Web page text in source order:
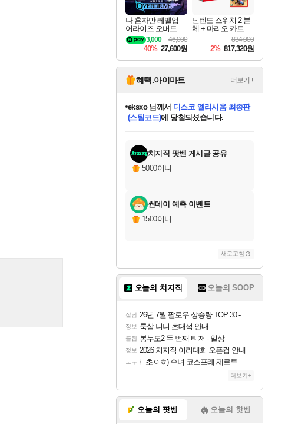
나 혼자만 레벨업
어라이즈 오버드라
이브 Solo Leveling A
rise
46,000
3,000
40% 27,600원
닌텐도 스위치 2 본
체 + 마리오 카트 월
드 + 포켓몬 포코피
아 번들
834,000
2% 817,320원
혜택.아이마트 더보기+
당첨되셨습니다.
당첨되셨습니다.
eksxo님께서 디스코 엘리시움 최종판
(스팀코드)에 당첨되셨습니다.
당첨되셨습니다.
당첨되셨습니다.
에디션 (스팀코드)를 교환.
당첨되셨습니다.
당첨되셨습니다.
당첨되셨습니다.
당첨되셨습니다.
치지직 팟벤 게시글 공유
5000이니
썬데이 예측 이벤트
1500이니
새로고침
오늘의 치지직 오늘의 SOOP
잡담 26년 7월 팔로우 상승량 TOP 30 - 월간 치지직
정보 룩삼 니니 초대석 안내
클립 봉누도2 두 번째 티저 - 일상
정보 2026 치지직 이리대회 오픈컵 안내
ㅗㅜㅑ 초ㅇㅎ) 수녀 코스프레 제로투
더보기+
오늘의 팟벤 오늘의 핫벤